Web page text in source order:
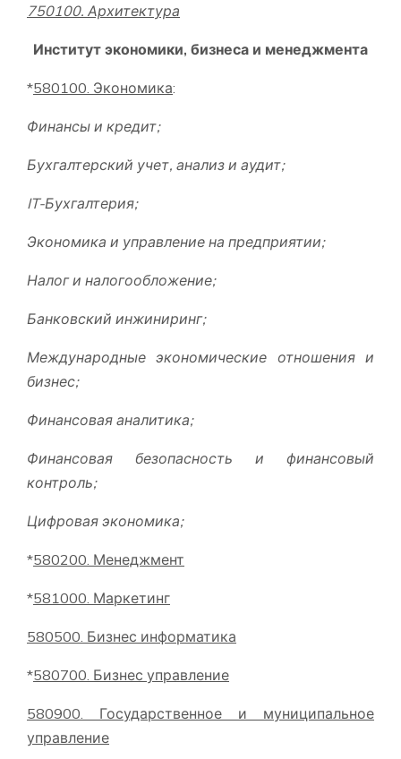
750100. Архитектура
Институт экономики, бизнеса и менеджмента
*580100. Экономика:
Финансы и кредит;
Бухгалтерский учет, анализ и аудит;
IT-Бухгалтерия;
Экономика и управление на предприятии;
Налог и налогообложение;
Банковский инжиниринг;
Международные экономические отношения и
бизнес;
Финансовая аналитика;
Финансовая безопасность и финансовый
контроль;
Цифровая экономика;
*580200. Менеджмент
*581000. Маркетинг
580500. Бизнес информатика
*580700. Бизнес управление
580900. Государственное и муниципальное
управление